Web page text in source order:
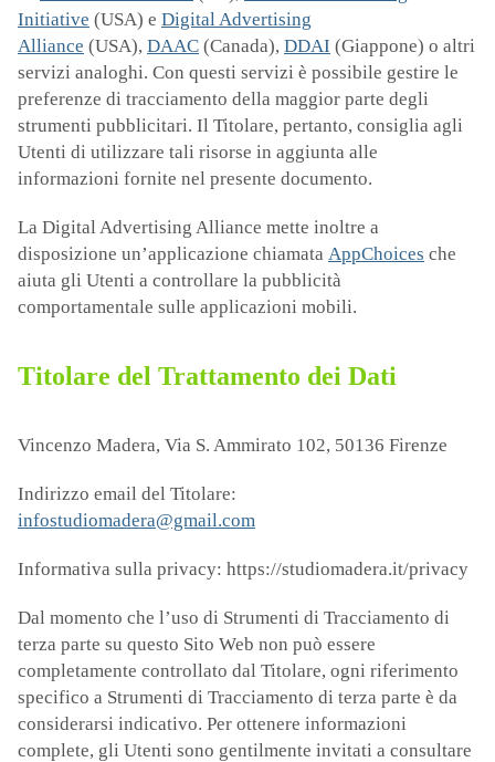
Initiative (USA) e Digital Advertising
Alliance (USA), DAAC (Canada), DDAI (Giappone) o altri
servizi analoghi. Con questi servizi è possibile gestire le
preferenze di tracciamento della maggior parte degli
strumenti pubblicitari. Il Titolare, pertanto, consiglia agli
Utenti di utilizzare tali risorse in aggiunta alle
informazioni fornite nel presente documento.
La Digital Advertising Alliance mette inoltre a
disposizione un’applicazione chiamata AppChoices che
aiuta gli Utenti a controllare la pubblicità
comportamentale sulle applicazioni mobili.
Titolare del Trattamento dei Dati
Vincenzo Madera, Via S. Ammirato 102, 50136 Firenze
Indirizzo email del Titolare:
infostudiomadera@gmail.com
Informativa sulla privacy: https://studiomadera.it/privacy
Dal momento che l’uso di Strumenti di Tracciamento di
terza parte su questo Sito Web non può essere
completamente controllato dal Titolare, ogni riferimento
specifico a Strumenti di Tracciamento di terza parte è da
considerarsi indicativo. Per ottenere informazioni
complete, gli Utenti sono gentilmente invitati a consultare